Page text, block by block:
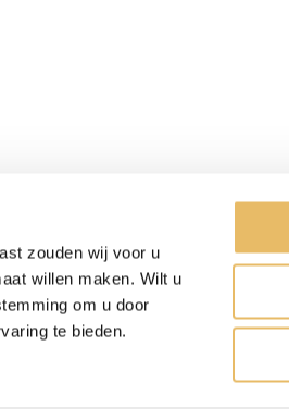
zouden wij voor u
willen maken. Wilt u
om u door
te bieden.